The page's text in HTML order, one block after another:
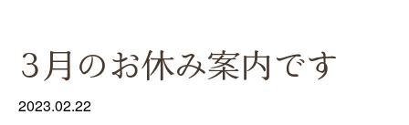
3月のお休み案内です
2023.02.22